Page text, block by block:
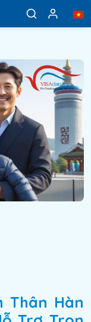
Thân Hàn